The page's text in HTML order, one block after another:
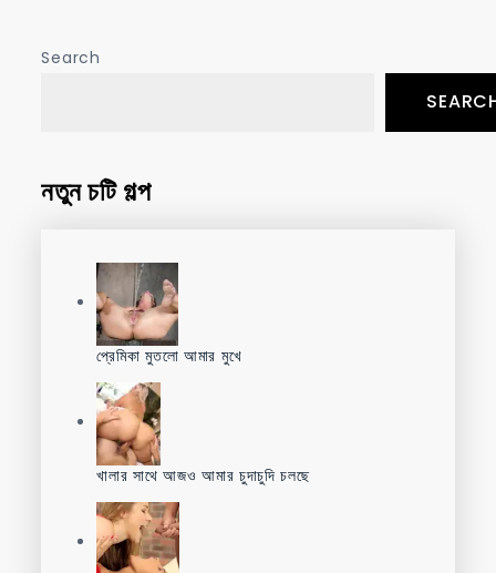
Search
নতুন চটি গল্প
প্রেমিকা মুতলো আমার মুখে
খালার সাথে আজও আমার চুদাচুদি চলছে